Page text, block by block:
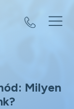
Milyen